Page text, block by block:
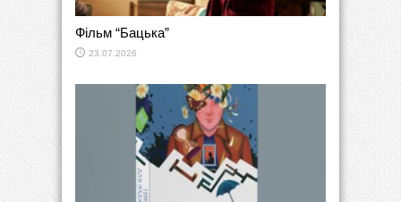
Фільм “Бацька”
23.07.2026